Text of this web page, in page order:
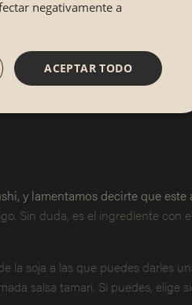
restaurante al que vayas a comer
elaborar sus piezas. En
y lamentamos decirte que este
Sin duda, es el ingrediente con
la soja a las que puedes darles
salsa tamari. Si puedes, elige
negativamente a
ACEPTAR TODO